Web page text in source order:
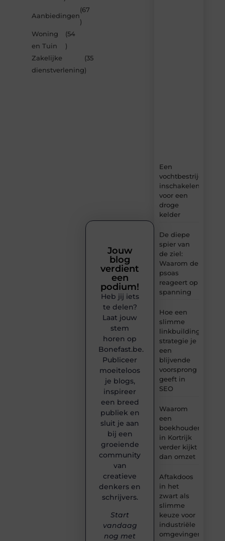
Aanbiedingen
(67
)
Woning
en Tuin
(54
)
Zakelijke
dienstverlening
(35
)
Een
inschakelen
voor een
droge
kelder
De diepe
spier van
de ziel:
Waarom de
psoas
reageert op
spanning
Hoe een
slimme
linkbuilding
strategie je
een
blijvende
voorsprong
geeft in
SEO
Waarom
een
boekhouder
in Kortrijk
verder kijkt
dan omzet
Aftakdoos
in het
zwart als
slimme
keuze voor
industriële
omgevingen
Jouw
blog
verdient
een
podium!
Heb jij iets
te delen?
Laat jouw
stem
horen op
Bonefast.be.
Publiceer
moeiteloos
je blogs,
inspireer
een breed
publiek en
sluit je aan
bij een
groeiende
community
van
creatieve
denkers en
schrijvers.
Start
vandaag
nog met